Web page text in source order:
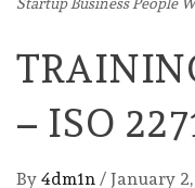
– ISO
By 4dm1n / January